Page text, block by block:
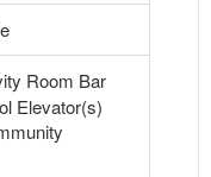
Room Bar
Elevator(s)